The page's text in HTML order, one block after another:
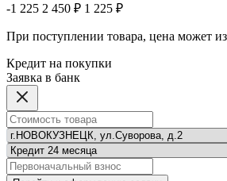
-1 225 2 450 ₽ 1 225 ₽
При поступлении товара, цена может
Кредит на покупки
Заявка в банк